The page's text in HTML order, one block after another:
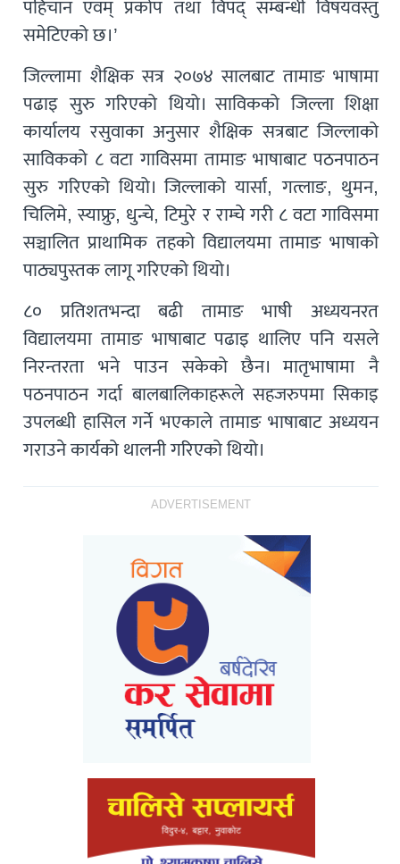
पहिचान एवम् प्रकोप तथा विपद् सम्बन्धी विषयवस्तु
समेटिएको छ।’
जिल्लामा शैक्षिक सत्र २०७४ सालबाट तामाङ भाषामा
पढाइ सुरु गरिएको थियो। साविकको जिल्ला शिक्षा
कार्यालय रसुवाका अनुसार शैक्षिक सत्रबाट जिल्लाको
साविकको ८ वटा गाविसमा तामाङ भाषाबाट पठनपाठन
सुरु गरिएको थियो। जिल्लाको यार्सा, गत्लाङ, थुमन,
चिलिमे, स्याफ्रु, धुन्चे, टिमुरे र राम्चे गरी ८ वटा गाविसमा
सञ्चालित प्राथामिक तहको विद्यालयमा तामाङ भाषाको
पाठ्यपुस्तक लागू गरिएको थियो।
८० प्रतिशतभन्दा बढी तामाङ भाषी अध्ययनरत
विद्यालयमा तामाङ भाषाबाट पढाइ थालिए पनि यसले
निरन्तरता भने पाउन सकेको छैन। मातृभाषामा नै
पठनपाठन गर्दा बालबालिकाहरूले सहजरुपमा सिकाइ
उपलब्धी हासिल गर्ने भएकाले तामाङ भाषाबाट अध्ययन
गराउने कार्यको थालनी गरिएको थियो।
ADVERTISEMENT